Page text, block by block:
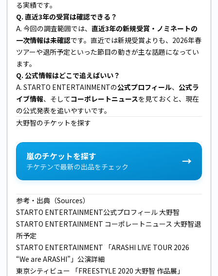
る実績です。
Q. 直近3年の受賞は確認できる？
A. 今回の調査範囲では、 直近3年の新規受賞・ノミネートの
一次情報は未確認です。直近では新規受賞よりも、2026年春
ツアーや退所予定といった節目の動きが主な話題になってい
ます。
Q. 公式情報はどこで追えばいい？
A. STARTO ENTERTAINMENTの公式プロフィール、 公式ラ
イブ情報、そしてコーポレートニュースを見ておくと、現在
の公式発表を追いやすいです。
大野智のチケットを探す
嵐のチケットを探す
チケテンで最新の出品をチェック →
参考・出典（Sources）
STARTO ENTERTAINMENT公式プロフィール 大野智
STARTO ENTERTAINMENT コーポレートニュース 大野智退
所予定
STARTO ENTERTAINMENT 「ARASHI LIVE TOUR 2026
“We are ARASHI”」公演詳細
東京シティビュー 「FREESTYLE 2020 大野智 作品展」